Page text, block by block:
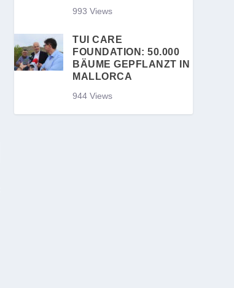
993 Views
TUI CARE
FOUNDATION: 50.000
BÄUME GEPFLANZT IN
MALLORCA
944 Views